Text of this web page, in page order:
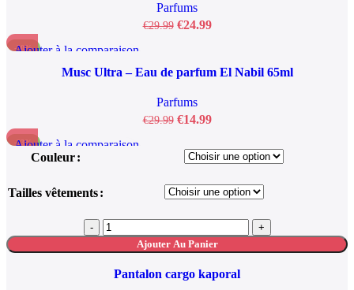
Parfums
€29.99 €24.99
-50%
Ajouter à la comparaison
Aperçu rapide
Musc Ultra – Eau de parfum El Nabil 65ml
Parfums
€29.99 €14.99
-33%
Ajouter à la comparaison
Aperçu rapide
Couleur
Tailles vêtements
Ajouter Au Panier
Pantalon cargo kaporal